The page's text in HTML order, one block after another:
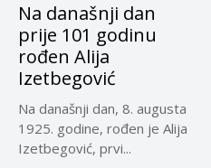
Na današnji dan
prije 101 godinu
rođen Alija
Izetbegović
Na današnji dan, 8. augusta
1925. godine, rođen je Alija
Izetbegović, prvi...